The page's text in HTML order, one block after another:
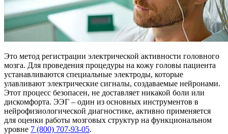
Это метод регистрации электрической активности головного
мозга. Для проведения процедуры на кожу головы пациента
устанавливаются специальные электроды, которые
улавливают электрические сигналы, создаваемые нейронами.
Этот процесс безопасен, не доставляет никакой боли или
дискомфорта. ЭЭГ – один из основных инструментов в
нейрофизиологической диагностике, активно применяется
для оценки работы мозговых структур на функциональном
уровне 7 (800) 707-93-05.